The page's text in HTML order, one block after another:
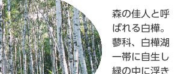
森の佳人と呼
ばれる白樺。
蓼科、白樺湖
一帯に自生し
緑の中に浮き